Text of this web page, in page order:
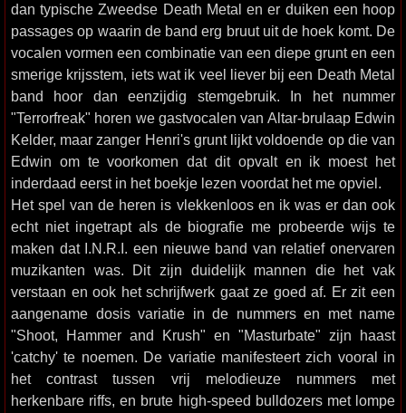
dan typische Zweedse Death Metal en er duiken een hoop
passages op waarin de band erg bruut uit de hoek komt. De
vocalen vormen een combinatie van een diepe grunt en een
smerige krijsstem, iets wat ik veel liever bij een Death Metal
band hoor dan eenzijdig stemgebruik. In het nummer
"Terrorfreak" horen we gastvocalen van Altar-brulaap Edwin
Kelder, maar zanger Henri's grunt lijkt voldoende op die van
Edwin om te voorkomen dat dit opvalt en ik moest het
inderdaad eerst in het boekje lezen voordat het me opviel.
Het spel van de heren is vlekkenloos en ik was er dan ook
echt niet ingetrapt als de biografie me probeerde wijs te
maken dat I.N.R.I. een nieuwe band van relatief onervaren
muzikanten was. Dit zijn duidelijk mannen die het vak
verstaan en ook het schrijfwerk gaat ze goed af. Er zit een
aangename dosis variatie in de nummers en met name
"Shoot, Hammer and Krush" en "Masturbate" zijn haast
'catchy' te noemen. De variatie manifesteert zich vooral in
het contrast tussen vrij melodieuze nummers met
herkenbare riffs, en brute high-speed bulldozers met lompe